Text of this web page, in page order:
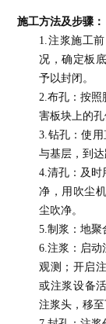
施工方法及步骤：
1.注浆施工
况，确定板
予以封闭。
2.布孔：按照
害板块上的
3.钻孔：使
与基层，到
4.清孔：及
净，用吹尘
尘吹净。
5.制浆：地聚
6.注浆：启动
观测；开启
或注浆设备
注浆头，移至